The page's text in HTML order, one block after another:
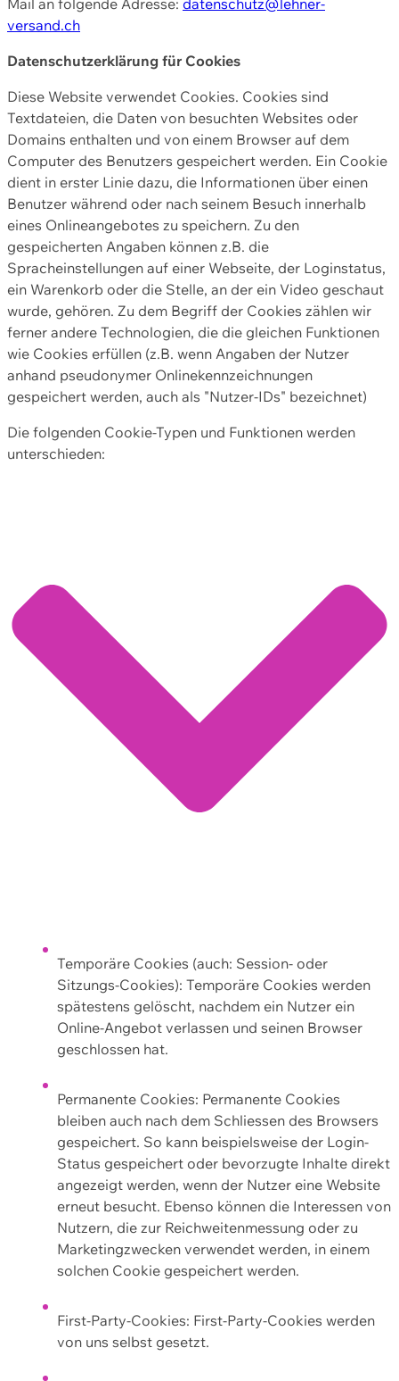
versand.ch
Datenschutzerklärung für Cookies
Diese Website verwendet Cookies. Cookies sind
Textdateien, die Daten von besuchten Websites oder
Domains enthalten und von einem Browser auf dem
Computer des Benutzers gespeichert werden. Ein Cookie
dient in erster Linie dazu, die Informationen über einen
Benutzer während oder nach seinem Besuch innerhalb
eines Onlineangebotes zu speichern. Zu den
gespeicherten Angaben können z.B. die
Spracheinstellungen auf einer Webseite, der Loginstatus,
ein Warenkorb oder die Stelle, an der ein Video geschaut
wurde, gehören. Zu dem Begriff der Cookies zählen wir
ferner andere Technologien, die die gleichen Funktionen
wie Cookies erfüllen (z.B. wenn Angaben der Nutzer
anhand pseudonymer Onlinekennzeichnungen
gespeichert werden, auch als "Nutzer-IDs" bezeichnet)
Die folgenden Cookie-Typen und Funktionen werden
unterschieden:
Temporäre Cookies (auch: Session- oder
Sitzungs-Cookies): Temporäre Cookies werden
spätestens gelöscht, nachdem ein Nutzer ein
Online-Angebot verlassen und seinen Browser
geschlossen hat.
Permanente Cookies: Permanente Cookies
bleiben auch nach dem Schliessen des Browsers
gespeichert. So kann beispielsweise der Login-
Status gespeichert oder bevorzugte Inhalte direkt
angezeigt werden, wenn der Nutzer eine Website
erneut besucht. Ebenso können die Interessen von
Nutzern, die zur Reichweitenmessung oder zu
Marketingzwecken verwendet werden, in einem
solchen Cookie gespeichert werden.
First-Party-Cookies: First-Party-Cookies werden
von uns selbst gesetzt.